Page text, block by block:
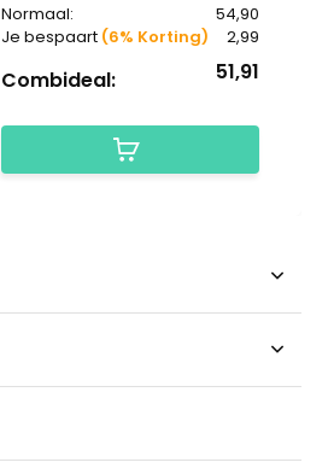
Normaal:
54,90
Je bespaart (6% Korting) 2,99
Combideal: 51,91